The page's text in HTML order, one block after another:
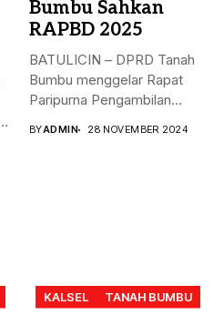
Bumbu Sahkan
RAPBD 2025
BATULICIN – DPRD Tanah
Bumbu menggelar Rapat
Paripurna Pengambilan
BYADMIN 28 NOVEMBER 2024
KALSEL TANAH BUMBU